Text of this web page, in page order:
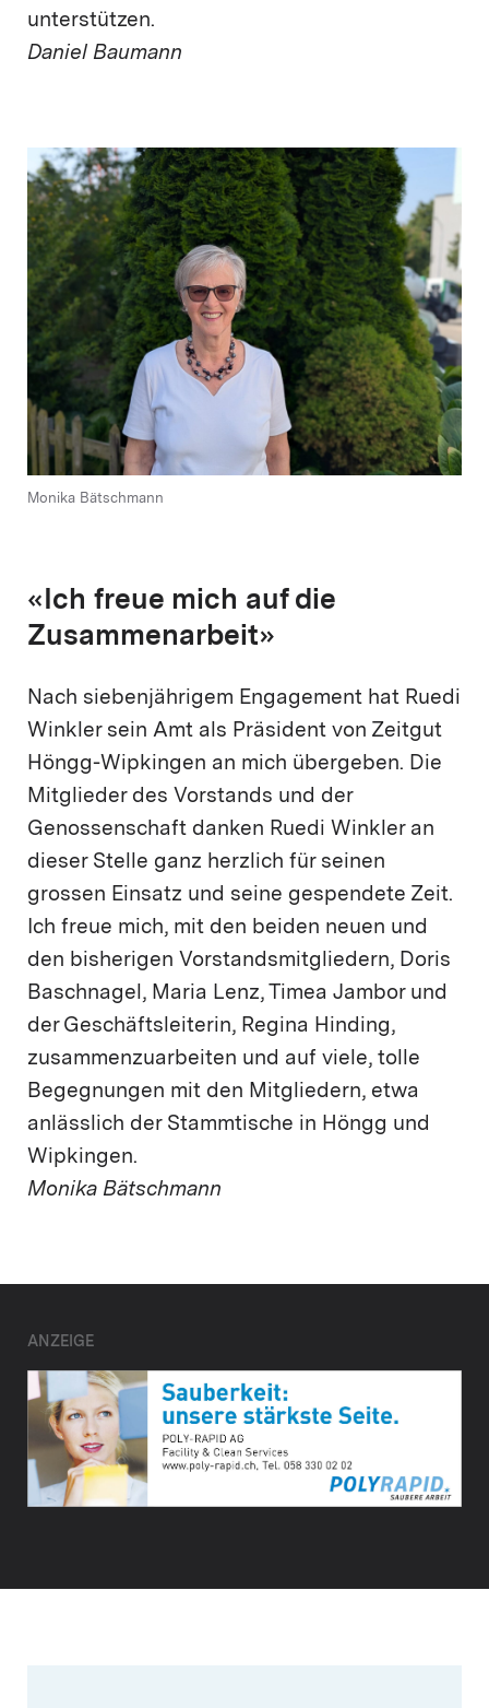
unterstützen.
Daniel Baumann
Monika Bätschmann
«Ich freue mich auf die
Zusammenarbeit»
Nach siebenjährigem Engagement hat Ruedi
Winkler sein Amt als Präsident von Zeitgut
Höngg-Wipkingen an mich übergeben. Die
Mitglieder des Vorstands und der
Genossenschaft danken Ruedi Winkler an
dieser Stelle ganz herzlich für seinen
grossen Einsatz und seine gespendete Zeit.
Ich freue mich, mit den beiden neuen und
den bisherigen Vorstandsmitgliedern, Doris
Baschnagel, Maria Lenz, Timea Jambor und
der Geschäftsleiterin, Regina Hinding,
zusammenzuarbeiten und auf viele, tolle
Begegnungen mit den Mitgliedern, etwa
anlässlich der Stammtische in Höngg und
Wipkingen.
Monika Bätschmann
ANZEIGE